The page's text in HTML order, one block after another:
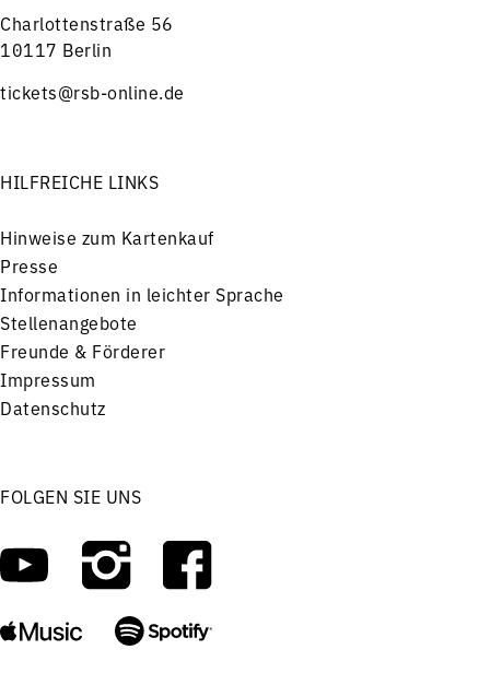
Charlottenstraße 56
10117 Berlin
tickets@rsb-online.de
HILFREICHE LINKS
Hinweise zum Kartenkauf
Presse
Informationen in leichter Sprache
Stellenangebote
Freunde & Förderer
Impressum
Datenschutz
FOLGEN SIE UNS